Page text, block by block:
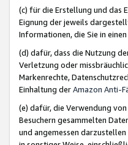
(c) für die Erstellung und das
Eignung der jeweils
Informationen, die Sie in
(d) dafür, dass die Nutzung
Verletzung oder
Markenrechte,
Einhaltung derAmazon Anti-
(e) dafür, die Verwendung
Besuchern gesammelten
und angemessen